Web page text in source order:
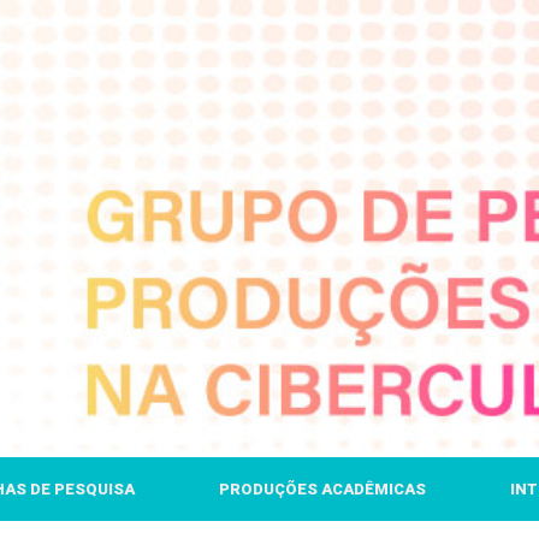
DE PESQUISA PRODUÇÕES ACADÊMICAS